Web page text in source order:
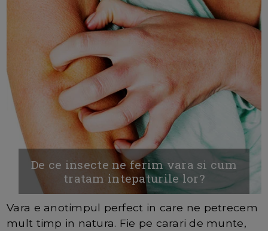
De ce insecte ne ferim vara si cum
tratam intepaturile lor?
Vara e anotimpul perfect in care ne petrecem
mult timp in natura. Fie pe carari de munte,